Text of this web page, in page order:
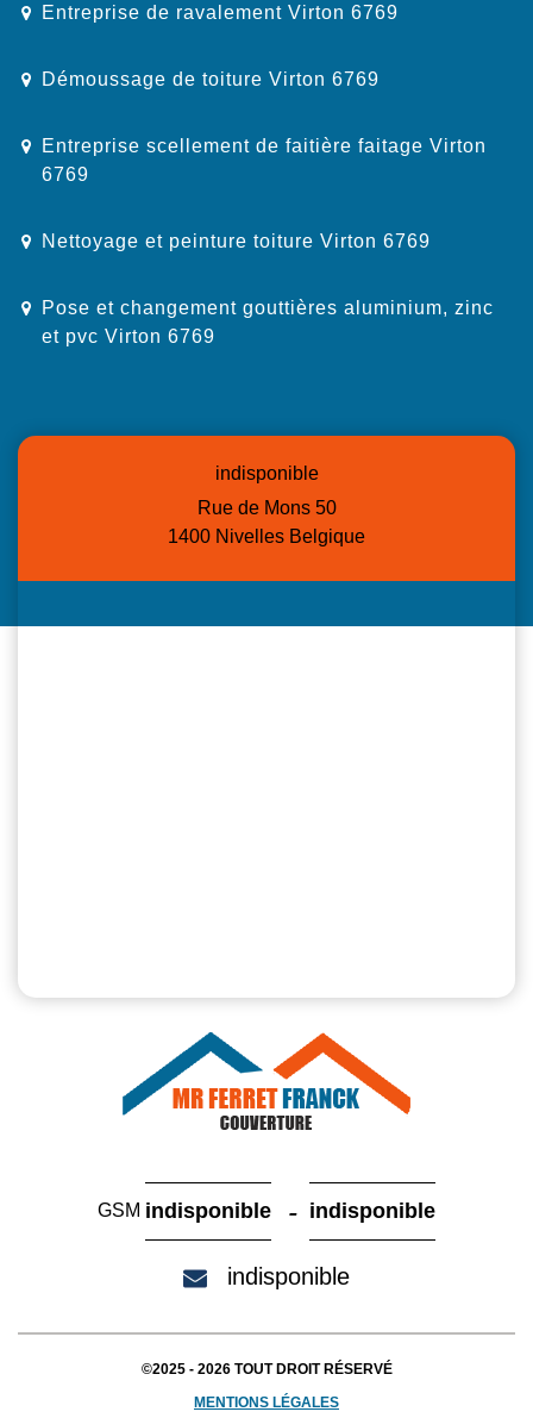
Entreprise de ravalement Virton 6769
Démoussage de toiture Virton 6769
Entreprise scellement de faitière faitage Virton
6769
Nettoyage et peinture toiture Virton 6769
Pose et changement gouttières aluminium, zinc
et pvc Virton 6769
indisponible
Rue de Mons 50
1400 Nivelles Belgique
GSM indisponible - indisponible
indisponible
©2025 - 2026 TOUT DROIT RÉSERVÉ
MENTIONS LÉGALES